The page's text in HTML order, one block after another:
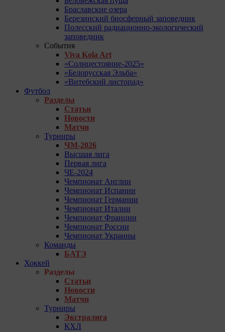
Браславские озера
Березинский биосферный заповедник
Полесский радиационно-экологический
заповедник
События
Viva Kola Art
«Солнцестояние-2025»
«Белорусская Эльба»
«Витебский листопад»
Футбол
Разделы
Статьи
Новости
Матчи
Турниры
ЧМ-2026
Высшая лига
Первая лига
ЧЕ-2024
Чемпионат Англии
Чемпионат Испании
Чемпионат Германии
Чемпионат Италии
Чемпионат Франции
Чемпионат России
Чемпионат Украины
Команды
БАТЭ
Хоккей
Разделы
Статьи
Новости
Матчи
Турниры
Экстралига
КХЛ